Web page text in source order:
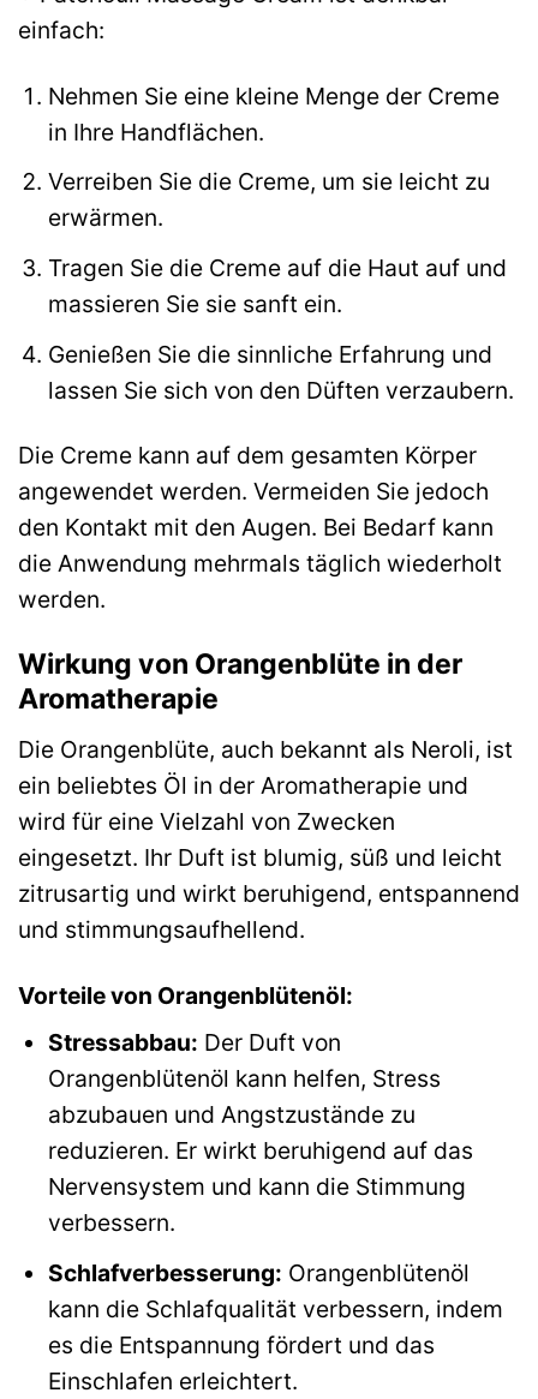
einfach:
Nehmen Sie eine kleine Menge der Creme
in Ihre Handflächen.
Verreiben Sie die Creme, um sie leicht zu
erwärmen.
Tragen Sie die Creme auf die Haut auf und
massieren Sie sie sanft ein.
Genießen Sie die sinnliche Erfahrung und
lassen Sie sich von den Düften verzaubern.
Die Creme kann auf dem gesamten Körper
angewendet werden. Vermeiden Sie jedoch
den Kontakt mit den Augen. Bei Bedarf kann
die Anwendung mehrmals täglich wiederholt
werden.
Wirkung von Orangenblüte in der
Aromatherapie
Die Orangenblüte, auch bekannt als Neroli, ist
ein beliebtes Öl in der Aromatherapie und
wird für eine Vielzahl von Zwecken
eingesetzt. Ihr Duft ist blumig, süß und leicht
zitrusartig und wirkt beruhigend, entspannend
und stimmungsaufhellend.
Vorteile von Orangenblütenöl:
Stressabbau: Der Duft von
Orangenblütenöl kann helfen, Stress
abzubauen und Angstzustände zu
reduzieren. Er wirkt beruhigend auf das
Nervensystem und kann die Stimmung
verbessern.
Schlafverbesserung: Orangenblütenöl
kann die Schlafqualität verbessern, indem
es die Entspannung fördert und das
Einschlafen erleichtert.